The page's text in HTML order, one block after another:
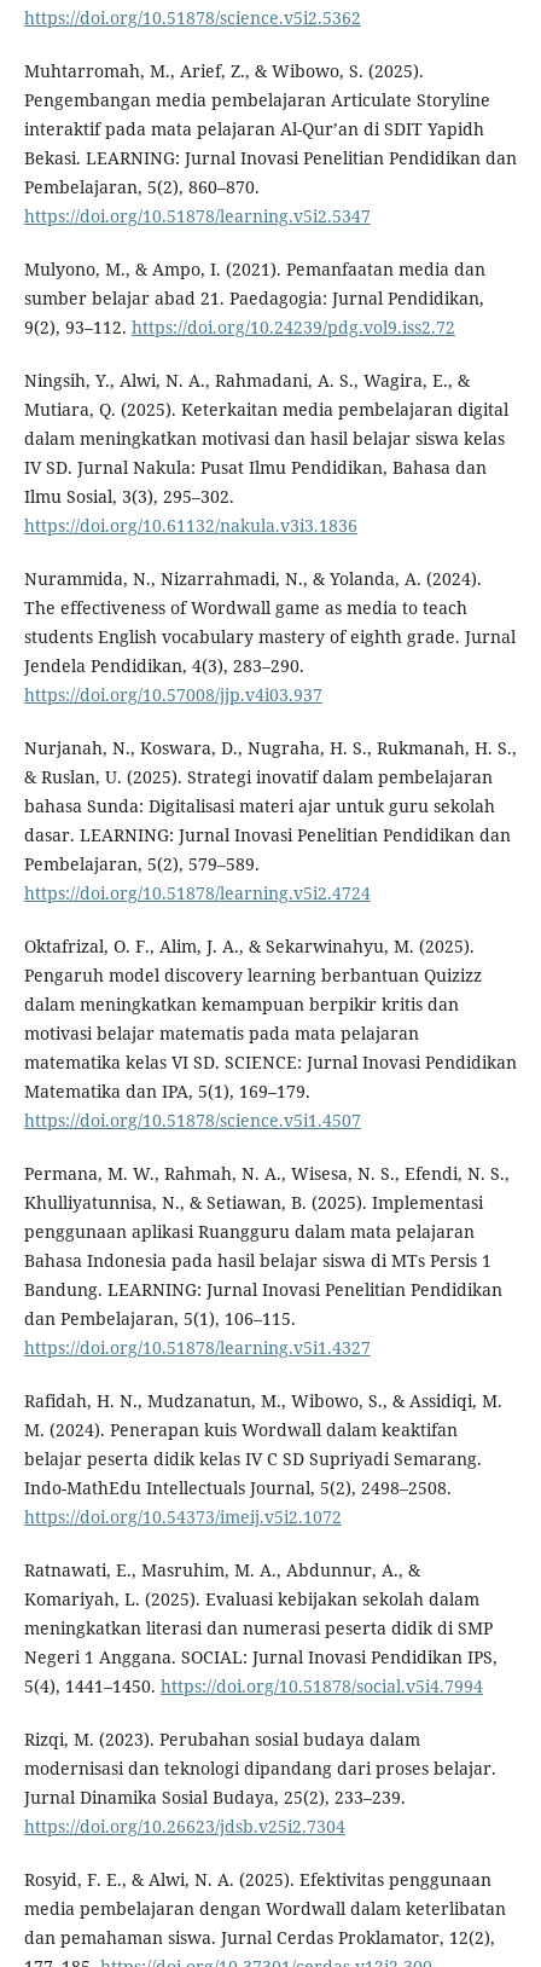
https://doi.org/10.51878/science.v5i2.5362
Muhtarromah, M., Arief, Z., & Wibowo, S. (2025).
Pengembangan media pembelajaran Articulate Storyline
interaktif pada mata pelajaran Al-Qur’an di SDIT Yapidh
Bekasi. LEARNING: Jurnal Inovasi Penelitian Pendidikan dan
Pembelajaran, 5(2), 860–870.
https://doi.org/10.51878/learning.v5i2.5347
Mulyono, M., & Ampo, I. (2021). Pemanfaatan media dan
sumber belajar abad 21. Paedagogia: Jurnal Pendidikan,
9(2), 93–112. https://doi.org/10.24239/pdg.vol9.iss2.72
Ningsih, Y., Alwi, N. A., Rahmadani, A. S., Wagira, E., &
Mutiara, Q. (2025). Keterkaitan media pembelajaran digital
dalam meningkatkan motivasi dan hasil belajar siswa kelas
IV SD. Jurnal Nakula: Pusat Ilmu Pendidikan, Bahasa dan
Ilmu Sosial, 3(3), 295–302.
https://doi.org/10.61132/nakula.v3i3.1836
Nurammida, N., Nizarrahmadi, N., & Yolanda, A. (2024).
The effectiveness of Wordwall game as media to teach
students English vocabulary mastery of eighth grade. Jurnal
Jendela Pendidikan, 4(3), 283–290.
https://doi.org/10.57008/jjp.v4i03.937
Nurjanah, N., Koswara, D., Nugraha, H. S., Rukmanah, H. S.,
& Ruslan, U. (2025). Strategi inovatif dalam pembelajaran
bahasa Sunda: Digitalisasi materi ajar untuk guru sekolah
dasar. LEARNING: Jurnal Inovasi Penelitian Pendidikan dan
Pembelajaran, 5(2), 579–589.
https://doi.org/10.51878/learning.v5i2.4724
Oktafrizal, O. F., Alim, J. A., & Sekarwinahyu, M. (2025).
Pengaruh model discovery learning berbantuan Quizizz
dalam meningkatkan kemampuan berpikir kritis dan
motivasi belajar matematis pada mata pelajaran
matematika kelas VI SD. SCIENCE: Jurnal Inovasi Pendidikan
Matematika dan IPA, 5(1), 169–179.
https://doi.org/10.51878/science.v5i1.4507
Permana, M. W., Rahmah, N. A., Wisesa, N. S., Efendi, N. S.,
Khulliyatunnisa, N., & Setiawan, B. (2025). Implementasi
penggunaan aplikasi Ruangguru dalam mata pelajaran
Bahasa Indonesia pada hasil belajar siswa di MTs Persis 1
Bandung. LEARNING: Jurnal Inovasi Penelitian Pendidikan
dan Pembelajaran, 5(1), 106–115.
https://doi.org/10.51878/learning.v5i1.4327
Rafidah, H. N., Mudzanatun, M., Wibowo, S., & Assidiqi, M.
M. (2024). Penerapan kuis Wordwall dalam keaktifan
belajar peserta didik kelas IV C SD Supriyadi Semarang.
Indo-MathEdu Intellectuals Journal, 5(2), 2498–2508.
https://doi.org/10.54373/imeij.v5i2.1072
Ratnawati, E., Masruhim, M. A., Abdunnur, A., &
Komariyah, L. (2025). Evaluasi kebijakan sekolah dalam
meningkatkan literasi dan numerasi peserta didik di SMP
Negeri 1 Anggana. SOCIAL: Jurnal Inovasi Pendidikan IPS,
5(4), 1441–1450. https://doi.org/10.51878/social.v5i4.7994
Rizqi, M. (2023). Perubahan sosial budaya dalam
modernisasi dan teknologi dipandang dari proses belajar.
Jurnal Dinamika Sosial Budaya, 25(2), 233–239.
https://doi.org/10.26623/jdsb.v25i2.7304
Rosyid, F. E., & Alwi, N. A. (2025). Efektivitas penggunaan
media pembelajaran dengan Wordwall dalam keterlibatan
dan pemahaman siswa. Jurnal Cerdas Proklamator, 12(2),